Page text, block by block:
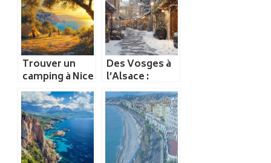
fortes
garanties dans
les Alpes
Maritimes
cœur de la
nature
Trouver un
camping à Nice
: conseils et
options pour
un séjour
parfait
Des Vosges à
l’Alsace :
Circuit des
villes
françaises
célèbres pour
leur vin chaud